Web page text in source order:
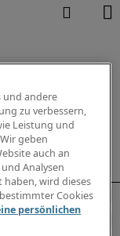
und andere
zu verbessern,
Leistung und
geben
auch an
Analysen
wird dieses
Cookies
persönlichen